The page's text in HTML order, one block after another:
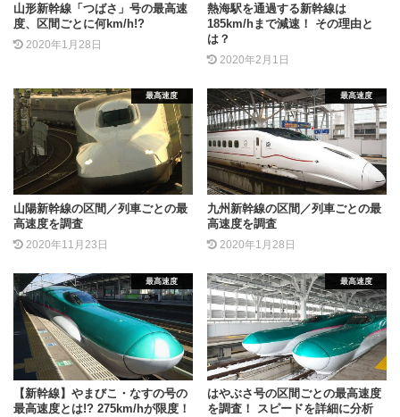
山形新幹線「つばさ」号の最高速
度、区間ごとに何km/h!?
2020年1月28日
熱海駅を通過する新幹線は
185km/hまで減速！ その理由と
は？
2020年2月1日
最高速度
山陽新幹線の区間／列車ごとの最
高速度を調査
2020年11月23日
最高速度
九州新幹線の区間／列車ごとの最
高速度を調査
2020年1月28日
最高速度
【新幹線】やまびこ・なすの号の
最高速度とは!? 275km/hが限度！
最高速度
はやぶさ号の区間ごとの最高速度
を調査！ スピードを詳細に分析